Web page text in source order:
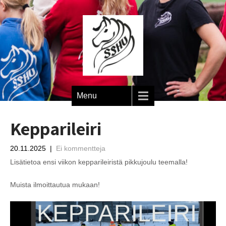
Menu
Kepparileiri
20.11.2025 | Ei kommentteja
Lisätietoa ensi viikon kepparileiristä pikkujoulu teemalla!
Muista ilmoittautua mukaan!